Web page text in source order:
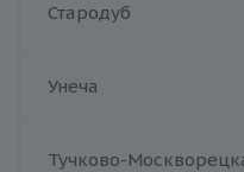
Стародуб
Унеча
Тучково-